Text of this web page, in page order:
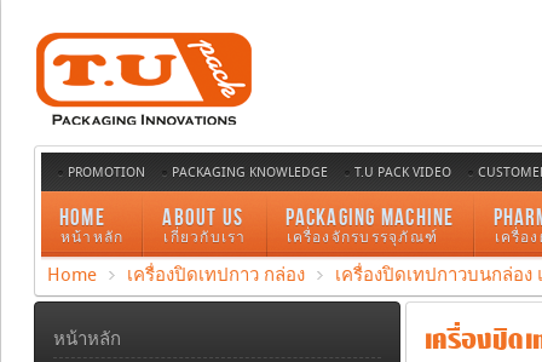
PROMOTION PACKAGING KNOWLEDGE T.U PACK VIDEO
HOME
หน้าหลัก
ABOUT US
เกี่ยวกับเรา
PACKAGING MACHINE
เครื่องจักรบรรจุภัณฑ์ เครื่อ
Home เครื่องปิดเทปกาว กล่อง เครื่องปิดเทปกาวบนกล่อ
เครื่องปิด
หน้าหลัก